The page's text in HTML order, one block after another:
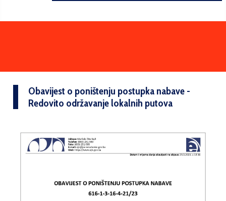
Obavijest o poništenju postupka nabave -
Redovito održavanje lokalnih putova